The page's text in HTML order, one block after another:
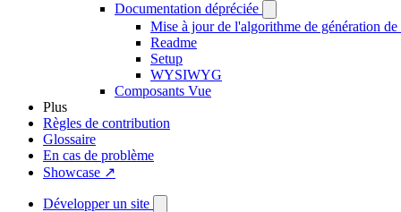
Documentation dépréciée
Mise à jour de l'algorithme de génération de
Readme
Setup
WYSIWYG
Composants Vue
Plus
Règles de contribution
Glossaire
En cas de problème
Showcase ↗
Développer un site